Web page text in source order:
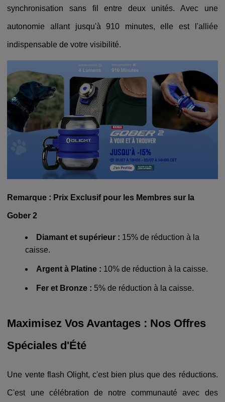
synchronisation sans fil entre deux unités. Avec une
autonomie allant jusqu'à 910 minutes, elle est l'alliée
indispensable de votre visibilité.
Remarque : Prix Exclusif pour les Membres sur la
Gober 2
Diamant et supérieur : 15% de réduction à la
caisse.
Argent à Platine : 10% de réduction à la caisse.
Fer et Bronze : 5% de réduction à la caisse.
Maximisez Vos Avantages : Nos Offres
Spéciales d'Été
Une vente flash Olight, c'est bien plus que des réductions.
C'est une célébration de notre communauté avec des